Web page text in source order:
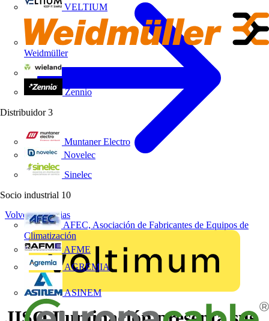
VELTIUM
Weidmüller
Zennio
Distribuidor 3
Muntaner Electro
Novelec
Sinelec
Socio industrial 10
AFEC, Asociación de Fabricantes de Equipos de
Climatización
AFME
AGREMIA
ASINEM
Volver a Noticias